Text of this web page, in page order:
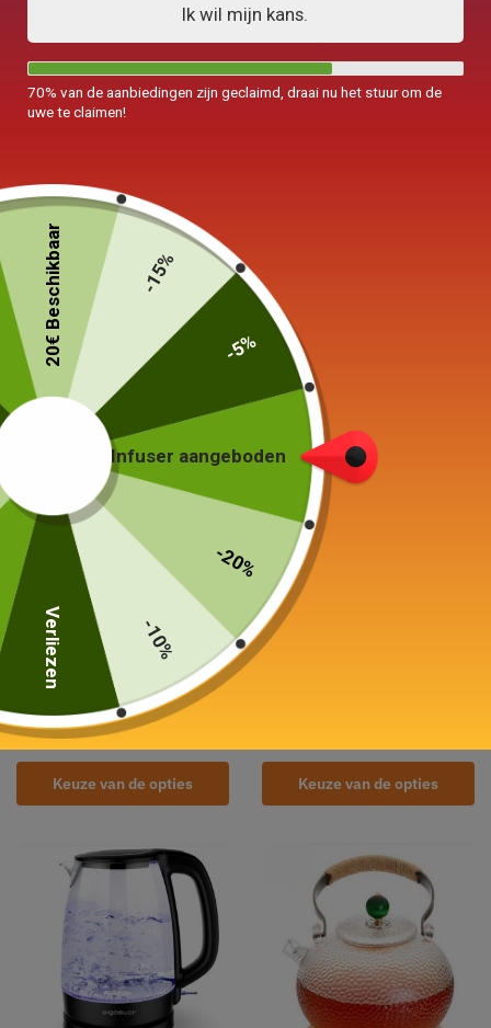
Elektrische ketel
Temperatuur verstelbaar
glas 1,7L
99,00
In winkelwagen
99,00
In winkelwagen
Elektrische waterkoker van
Draadloos 1,7L
49,00€
Keuze van de opties Keuze van de opties
Ik wil mijn kans.
70% van de aanbiedingen zijn geclaimd, draai nu het stuur om de
uwe te claimen!
Infuser aangeboden
-20%
-10%
Verliezen
20€ Beschikbaar -15%
-5%